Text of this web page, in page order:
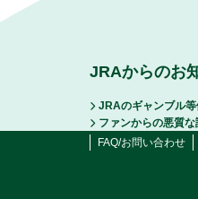
JRAからのお
JRAのギャンブル
ファンからの悪質
FAQ/お問い合わせ